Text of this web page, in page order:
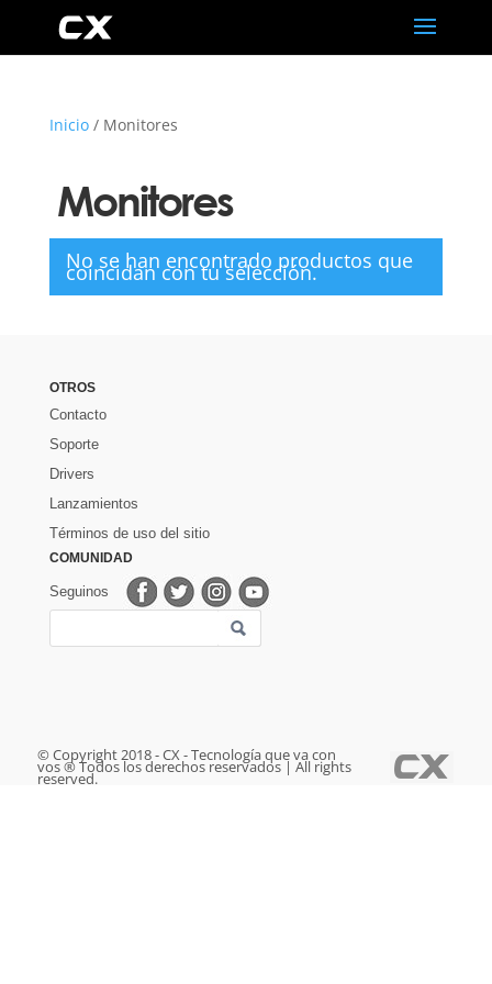
Inicio/ Monitores
Monitores
No se han encontrado productos que
coincidan con tu selección.
OTROS
Contacto
Soporte
Drivers
Lanzamientos
Términos de uso del sitio
COMUNIDAD
Seguinos
© Copyright 2018 - CX - Tecnología que va con
vos ® Todos los derechos reservados | All rights
reserved.